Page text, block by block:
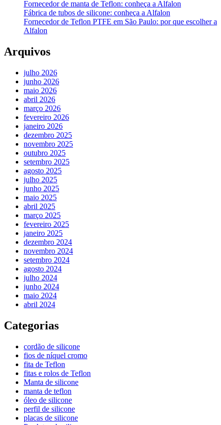
Fornecedor de manta de Teflon: conheça a Alfalon
Fábrica de tubos de silicone: conheça a Alfalon
Fornecedor de Teflon PTFE em São Paulo: por que escolher a
Alfalon
Arquivos
julho 2026
junho 2026
maio 2026
abril 2026
março 2026
fevereiro 2026
janeiro 2026
dezembro 2025
novembro 2025
outubro 2025
setembro 2025
agosto 2025
julho 2025
junho 2025
maio 2025
abril 2025
março 2025
fevereiro 2025
janeiro 2025
dezembro 2024
novembro 2024
setembro 2024
agosto 2024
julho 2024
junho 2024
maio 2024
abril 2024
Categorias
cordão de silicone
fios de níquel cromo
fita de Teflon
fitas e rolos de Teflon
Manta de silicone
manta de teflon
óleo de silicone
perfil de silicone
placas de silicone